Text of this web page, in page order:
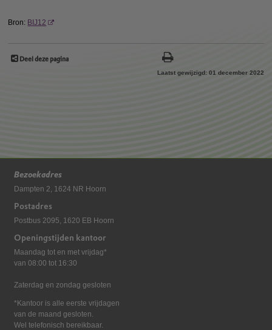
Bron: BIJ12
Deel deze pagina
Laatst gewijzigd: 01 december 2022
Bezoekadres
Dampten 2, 1624 NR Hoorn
Postadres
Postbus 2095, 1620 EB Hoorn
Openingstijden kantoor
Maandag tot en met vrijdag*
van 08:00 tot 16:30
Zaterdag en zondag gesloten
*Kantoor is alle eerste vrijdagen
van de maand gesloten.
Wel telefonisch bereikbaar.